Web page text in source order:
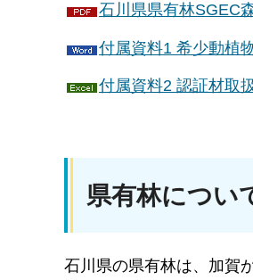
石川県県有林SGEC
付属資料1 希少動植
付属資料2 認証材取
県有林につい
石川県の県有林は、加賀